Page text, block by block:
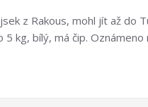
z Rakous, mohl jít až do
kg, bílý, má čip.